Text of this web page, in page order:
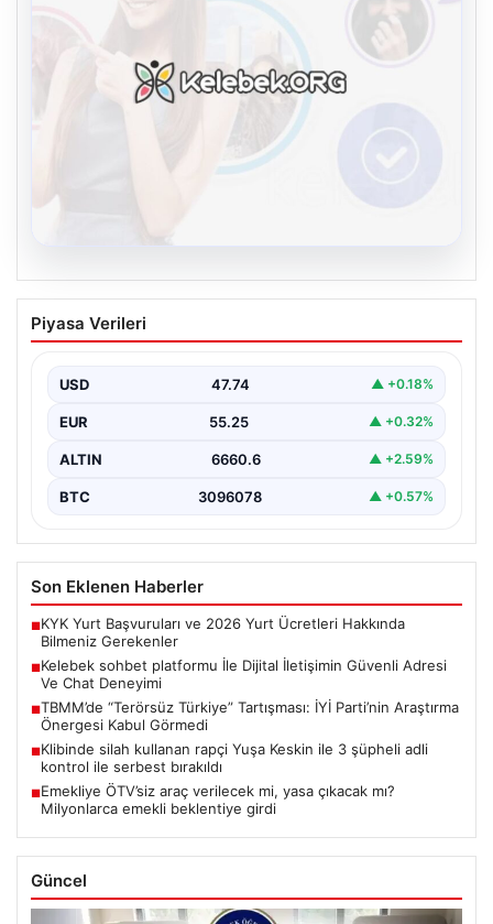
Kelebek sohbet platformu İle Dijital
İletişimin Güvenli Adresi Ve Chat
İnternet çağında insanların güvenli bir biçimde bağlantı
Piyasa Verileri
USD 47.74 ▲ +0.18%
EUR 55.25 ▲ +0.32%
ALTIN 6660.6 ▲ +2.59%
BTC 3096078 ▲ +0.57%
Son Eklenen Haberler
■KYK Yurt Başvuruları ve 2026 Yurt Ücretleri Hakkında
Bilmeniz Gerekenler
■Kelebek sohbet platformu İle Dijital İletişimin Güvenli Adresi
Ve Chat Deneyimi
■TBMM’de “Terörsüz Türkiye” Tartışması: İYİ Parti’nin Araştırma
Önergesi Kabul Görmedi
■Klibinde silah kullanan rapçi Yuşa Keskin ile 3 şüpheli adli
kontrol ile serbest bırakıldı
■Emekliye ÖTV’siz araç verilecek mi, yasa çıkacak mı?
Milyonlarca emekli beklentiye girdi
Güncel